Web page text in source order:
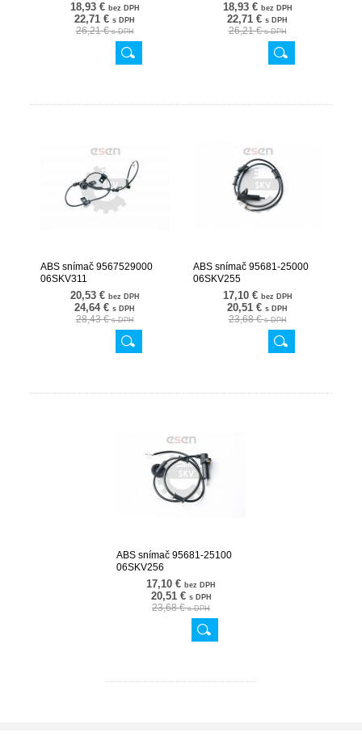
18,93 € bez DPH
22,71 € s DPH
26,21 €s DPH
18,93 € bez DPH
22,71 € s DPH
26,21 €s DPH
ABS snímač 9567529000
06SKV311
20,53 € bez DPH
24,64 € s DPH
28,43 €s DPH
ABS snímač 95681-25000
06SKV255
17,10 € bez DPH
20,51 € s DPH
23,68 €s DPH
ABS snímač 95681-25100
06SKV256
17,10 € bez DPH
20,51 € s DPH
23,68 €s DPH